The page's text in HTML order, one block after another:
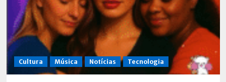
Cultura Música Notícias Tecnologia